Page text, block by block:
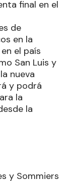
final en el
de
en la
el país
San Luis y
nueva
y podrá
la
la
y Sommiers